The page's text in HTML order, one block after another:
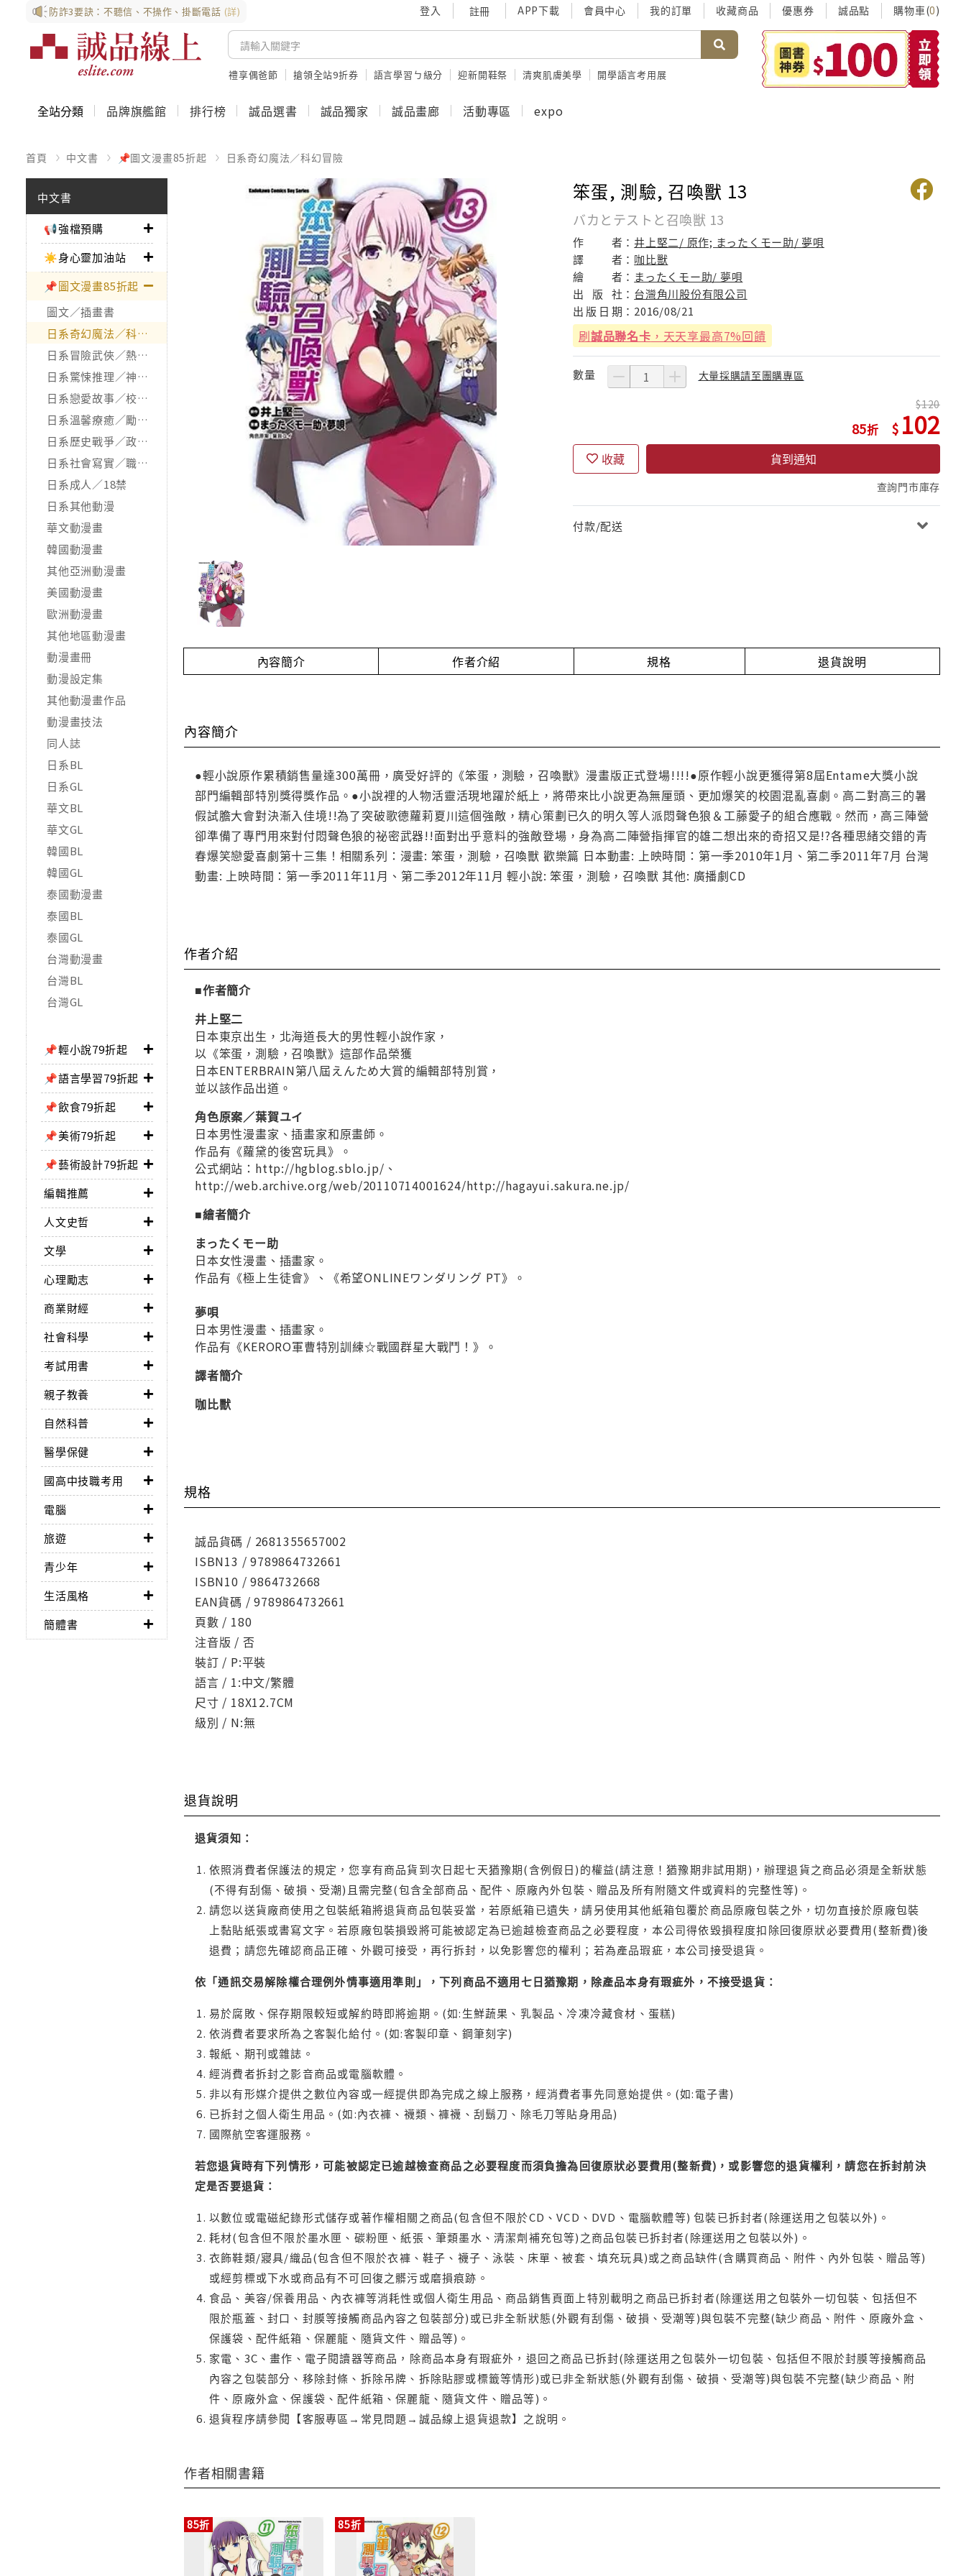
防詐3要訣：不聽信、不操作、掛斷電話 (詳) 登入 註冊 APP下載 會員中心 我的訂單 收藏商品 優惠券 誠品點 購物車(0)
禮享偶爸節 搶領全站9折券 語言學習ㄅ級分 迎新開鞋祭 清爽肌膚美學 開學語言考用展
全站分類 品牌旗艦館 排行榜 誠品選書 誠品獨家 誠品畫廊 活動專區 expo
首頁 中文書 📌圖文漫畫85折起 日系奇幻魔法／科幻冒險
中文書
📢強檔預購
☀️身心靈加油站
📌圖文漫畫85折起
圖文／插畫書
日系奇幻魔法／科幻冒險
日系冒險武俠／熱血運動
日系驚悚推理／神怪靈異
日系戀愛故事／校園青春
日系溫馨療癒／勵志搞笑
日系歷史戰爭／政治宗教
日系社會寫實／職場職人
日系成人／18禁
日系其他動漫
華文動漫畫
韓國動漫畫
其他亞洲動漫畫
美國動漫畫
歐洲動漫畫
其他地區動漫畫
動漫畫冊
動漫設定集
其他動漫畫作品
動漫畫技法
同人誌
日系BL
日系GL
華文BL
華文GL
韓國BL
韓國GL
泰國動漫畫
泰國BL
泰國GL
台灣動漫畫
台灣BL
台灣GL
📌輕小說79折起
📌語言學習79折起
📌飲食79折起
📌美術79折起
📌藝術設計79折起
編輯推薦
人文史哲
文學
心理勵志
商業財經
社會科學
考試用書
親子教養
自然科普
醫學保健
國高中技職考用
電腦
旅遊
青少年
生活風格
簡體書
笨蛋, 測驗, 召喚獸 13
バカとテストと召喚獣 13
作 者： 井上堅二/ 原作; まったくモー助/ 夢唄
譯
者： 咖比獸
繪
者： まったくモー助/ 夢唄
出
版 社： 台灣角川股份有限公司
出 版 日 期： 2016/08/21
刷誠品聯名卡 ，天天享最高7%回饋
數量 大量採購請至團購專區
85
120
102
收藏 貨到通知
查詢門市庫存
付款/配送
內容簡介 作者介紹 規格 退貨說明
內容簡介
●輕小說原作累積銷售量達300萬冊，廣受好評的《笨蛋，測驗，召喚獸》漫畫版正式登場!!!!●原作輕小說更獲得第8屆Entame大獎小說
部門編輯部特別獎得獎作品。●小說裡的人物活靈活現地躍於紙上，將帶來比小說更為無厘頭、更加爆笑的校園混亂喜劇。高二對高三的暑
假試膽大會對決漸入佳境!!為了突破歌德蘿莉夏川這個強敵，精心策劃已久的明久等人派悶聲色狼＆工藤愛子的組合應戰。然而，高三陣營
卻準備了專門用來對付悶聲色狼的祕密武器!!面對出乎意料的強敵登場，身為高二陣營指揮官的雄二想出來的奇招又是!?各種思緒交錯的青
春爆笑戀愛喜劇第十三集！相關系列：漫畫: 笨蛋，測驗，召喚獸 歡樂篇 日本動畫: 上映時間：第一季2010年1月、第二季2011年7月 台灣
動畫: 上映時間：第一季2011年11月、第二季2012年11月 輕小說: 笨蛋，測驗，召喚獸 其他: 廣播劇CD
作者介紹
■作者簡介
井上堅二
日本東京出生，北海道長大的男性輕小說作家，
以《笨蛋，測驗，召喚獸》這部作品榮獲
日本ENTERBRAIN第八屆えんため大賞的編輯部特別賞，
並以該作品出道。
角色原案／葉賀ユイ
日本男性漫畫家、插畫家和原畫師。
作品有《蘿黛的後宮玩具》。
公式網站：http://hgblog.sblo.jp/、
http://web.archive.org/web/20110714001624/http://hagayui.sakura.ne.jp/
■繪者簡介
まったくモー助
日本女性漫畫、插畫家。
作品有《極上生徒會》、《希望ONLINEワンダリング PT》。
夢唄
日本男性漫畫、插畫家。
作品有《KERORO軍曹特別訓練☆戰國群星大戰鬥！》。
譯者簡介
咖比獸
規格
誠品貨碼 / 2681355657002
ISBN13 / 9789864732661
ISBN10 / 9864732668
EAN貨碼 / 9789864732661
頁數 / 180
注音版 / 否
裝訂 / P:平裝
語言 / 1:中文/繁體
尺寸 / 18X12.7CM
級別 / N:無
退貨說明
退貨須知：
依照消費者保護法的規定，您享有商品貨到次日起七天猶豫期(含例假日)的權益(請注意！猶豫期非試用期)，辦理退貨之商品必須是全新狀態
(不得有刮傷、破損、受潮)且需完整(包含全部商品、配件、原廠內外包裝、贈品及所有附隨文件或資料的完整性等)。
請您以送貨廠商使用之包裝紙箱將退貨商品包裝妥當，若原紙箱已遺失，請另使用其他紙箱包覆於商品原廠包裝之外，切勿直接於原廠包裝
上黏貼紙張或書寫文字。若原廠包裝損毀將可能被認定為已逾越檢查商品之必要程度，本公司得依毀損程度扣除回復原狀必要費用(整新費)後
退費；請您先確認商品正確、外觀可接受，再行拆封，以免影響您的權利；若為產品瑕疵，本公司接受退貨。
依「通訊交易解除權合理例外情事適用準則」，下列商品不適用七日猶豫期，除產品本身有瑕疵外，不接受退貨：
易於腐敗、保存期限較短或解約時即將逾期。(如:生鮮蔬果、乳製品、冷凍冷藏食材、蛋糕)
依消費者要求所為之客製化給付。(如:客製印章、鋼筆刻字)
報紙、期刊或雜誌。
經消費者拆封之影音商品或電腦軟體。
非以有形媒介提供之數位內容或一經提供即為完成之線上服務，經消費者事先同意始提供。(如:電子書)
已拆封之個人衛生用品。(如:內衣褲、襪類、褲襪、刮鬍刀、除毛刀等貼身用品)
國際航空客運服務。
若您退貨時有下列情形，可能被認定已逾越檢查商品之必要程度而須負擔為回復原狀必要費用(整新費)，或影響您的退貨權利，請您在拆封前決
定是否要退貨：
以數位或電磁紀錄形式儲存或著作權相關之商品(包含但不限於CD、VCD、DVD、電腦軟體等) 包裝已拆封者(除運送用之包裝以外)。
耗材(包含但不限於墨水匣、碳粉匣、紙張、筆類墨水、清潔劑補充包等)之商品包裝已拆封者(除運送用之包裝以外)。
衣飾鞋類/寢具/織品(包含但不限於衣褲、鞋子、襪子、泳裝、床單、被套、填充玩具)或之商品缺件(含購買商品、附件、內外包裝、贈品等)
或經剪標或下水或商品有不可回復之髒污或磨損痕跡。
食品、美容/保養用品、內衣褲等消耗性或個人衛生用品、商品銷售頁面上特別載明之商品已拆封者(除運送用之包裝外一切包裝、包括但不
限於瓶蓋、封口、封膜等接觸商品內容之包裝部分)或已非全新狀態(外觀有刮傷、破損、受潮等)與包裝不完整(缺少商品、附件、原廠外盒、
保護袋、配件紙箱、保麗龍、隨貨文件、贈品等)。
家電、3C、畫作、電子閱讀器等商品，除商品本身有瑕疵外，退回之商品已拆封(除運送用之包裝外一切包裝、包括但不限於封膜等接觸商品
內容之包裝部分、移除封條、拆除吊牌、拆除貼膠或標籤等情形)或已非全新狀態(外觀有刮傷、破損、受潮等)與包裝不完整(缺少商品、附
件、原廠外盒、保護袋、配件紙箱、保麗龍、隨貨文件、贈品等)。
退貨程序請參閱【客服專區→常見問題→誠品線上退貨退款】之說明。
作者相關書籍
85折 85折